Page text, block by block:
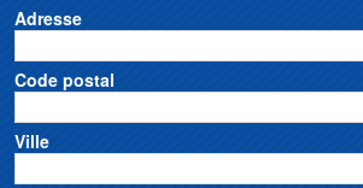
Adresse
Code postal
Ville